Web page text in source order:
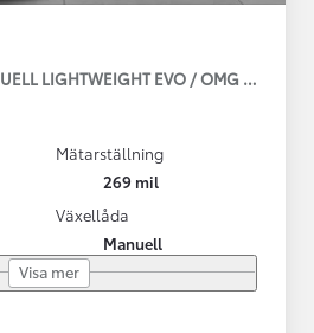
LIGHTWEIGHT EVO / OMG LEV!
Mätarställning
269 mil
Växellåda
Manuell
Visa mer